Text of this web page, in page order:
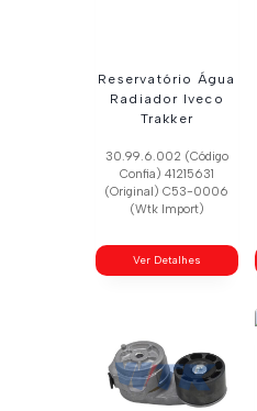
Reservatório Água
Radiador Iveco
Trakker
30.99.6.002 (Código
Confia) 41215631
(Original) C53-0006
(Wtk Import)
Ver Detalhes